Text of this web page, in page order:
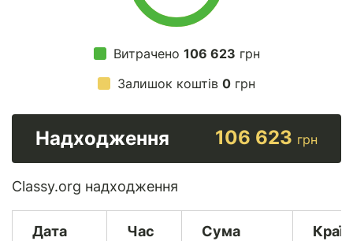
Витрачено 106 623 грн
Залишок коштів 0 грн
Надходження 106 623 грн
Classy.org надходження
Дата Час Сума